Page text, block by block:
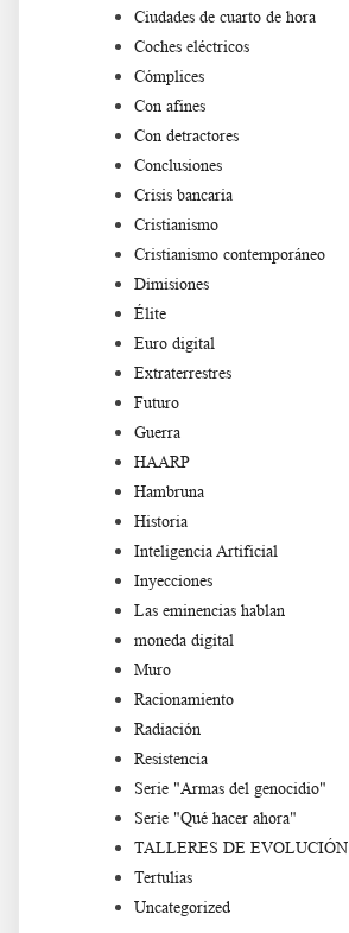
Ciudades de cuarto de hora
Coches eléctricos
Cómplices
Con afines
Con detractores
Conclusiones
Crisis bancaria
Cristianismo
Cristianismo contemporáneo
Dimisiones
Élite
Euro digital
Extraterrestres
Futuro
Guerra
HAARP
Hambruna
Historia
Inteligencia Artificial
Inyecciones
Las eminencias hablan
moneda digital
Muro
Racionamiento
Radiación
Resistencia
Serie "Armas del genocidio"
Serie "Qué hacer ahora"
TALLERES DE EVOLUCIÓN
Tertulias
Uncategorized